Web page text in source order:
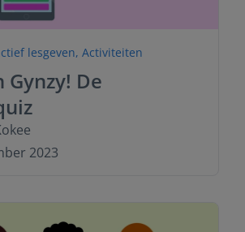
lesgeven, Activiteiten
De
2023